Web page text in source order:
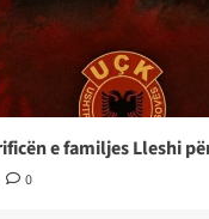
e familjes Lleshi
0